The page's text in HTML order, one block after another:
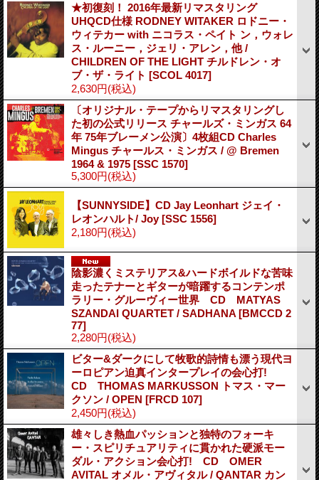
★初復刻！ 2016年最新リマスタリング
UHQCD仕様 RODNEY WITAKER ロドニー・
ウィテカー with ニコラス・ペイト ン，ウォレ
ス・ルーニー，ジェリ・アレン，他 /
CHILDREN OF THE LIGHT チルドレン・オ
ブ・ザ・ライト [SCOL 4017]
2,630円(税込)
〔オリジナル・テープからリマスタリングし
た初の公式リリース チャールズ・ミンガス 64
年 75年ブレーメン公演〕4枚組CD Charles
Mingus チャールス・ミンガス / @ Bremen
1964 & 1975 [SSC 1570]
5,300円(税込)
【SUNNYSIDE】CD Jay Leonhart ジェイ・
レオンハルト/ Joy[SSC 1556]
2,180円(税込)
陰影濃くミステリアス&ハードボイルドな苦味
走ったテナーとギターが暗躍するコンテンポ
ラリー・グルーヴィー世界 CD MATYAS
SZANDAI QUARTET / SADHANA [BMCCD 2
77]
2,280円(税込)
ビター&ダークにして牧歌的詩情も漂う現代ヨ
ーロピアン迫真インタープレイの会心打!
CD THOMAS MARKUSSON トマス・マー
クソン / OPEN [FRCD 107]
2,450円(税込)
雄々しき熱血パッションと独特のフォーキ
ー・スピリチュアリティに貫かれた硬派モー
ダル・アクション会心打! CD OMER
AVITAL オメル・アヴィタル / QANTAR カン